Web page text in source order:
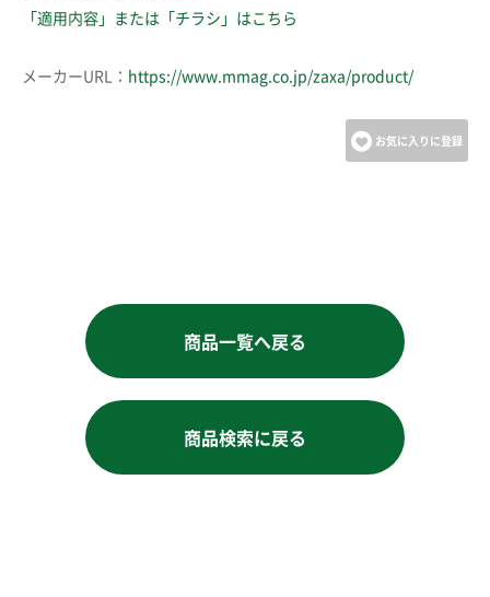
「適用内容」または「チラシ」はこちら
メーカーURL： https://www.mmag.co.jp/zaxa/product/
お気に入りに登録
商品一覧へ戻る
商品検索に戻る